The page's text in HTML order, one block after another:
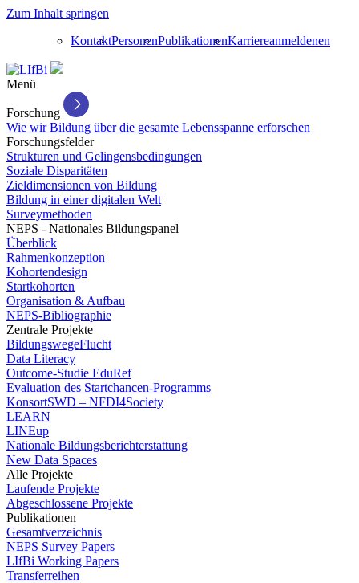
Zum Inhalt springen
KontaktPersonenPublikationenKarriereanmeldenen
Menü
Forschung
Wie wir Bildung über die gesamte Lebensspanne erforschen
Forschungsfelder
Strukturen und Gelingensbedingungen
Soziale Disparitäten
Zieldimensionen von Bildung
Bildung in einer digitalen Welt
Surveymethoden
NEPS - Nationales Bildungspanel
Überblick
Rahmenkonzeption
Kohortendesign
Startkohorten
Organisation & Aufbau
NEPS-Bibliographie
Zentrale Projekte
BildungswegeFlucht
Data Literacy
Outcome-Studie EduRef
Evaluation des Startchancen-Programms
KonsortSWD – NFDI4Society
LEARN
LINEup
Nationale Bildungsberichterstattung
New Data Spaces
Alle Projekte
Laufende Projekte
Abgeschlossene Projekte
Publikationen
Gesamtverzeichnis
NEPS Survey Papers
LIfBi Working Papers
Transferreihen